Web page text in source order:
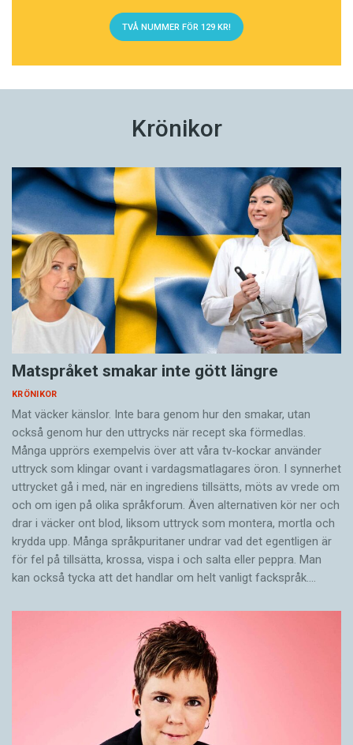
TVÅ NUMMER FÖR 129 KR!
Krönikor
Matspråket smakar inte gött längre
KRÖNIKOR
Mat väcker känslor. Inte bara genom hur den smakar, utan
också genom hur den uttrycks när recept ska förmedlas.
Många upprörs exempelvis över att våra tv-kockar använder
uttryck som klingar ovant i vardagsmatlagares öron. I synnerhet
uttrycket gå i med, när en ingrediens tillsätts, möts av vrede om
och om igen på olika språkforum. Även alternativen kör ner och
drar i väcker ont blod, liksom uttryck som montera, mortla och
krydda upp. Många språkpuritaner undrar vad det egentligen är
för fel på tillsätta, krossa, vispa i och salta eller peppra. Man
kan också tycka att det handlar om helt vanligt fackspråk.…